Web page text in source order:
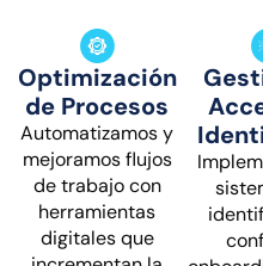
Optimización
de Procesos
Automatizamos y
mejoramos flujos
de trabajo con
herramientas
digitales que